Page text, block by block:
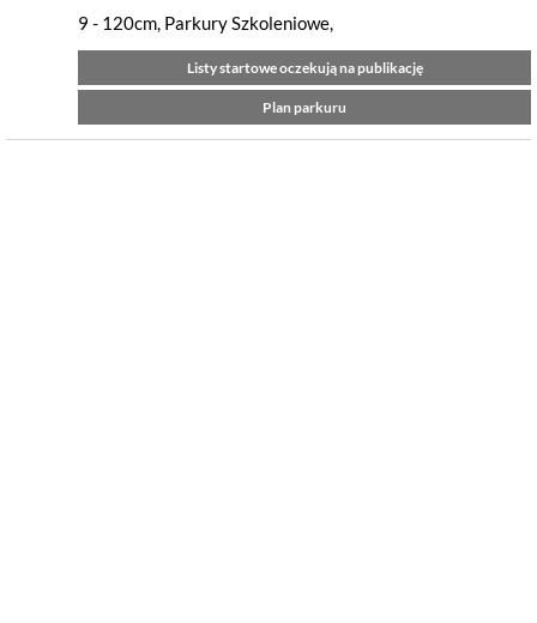
9 - 120cm, Parkury Szkoleniowe,
Listy startowe oczekują na publikację
Plan parkuru